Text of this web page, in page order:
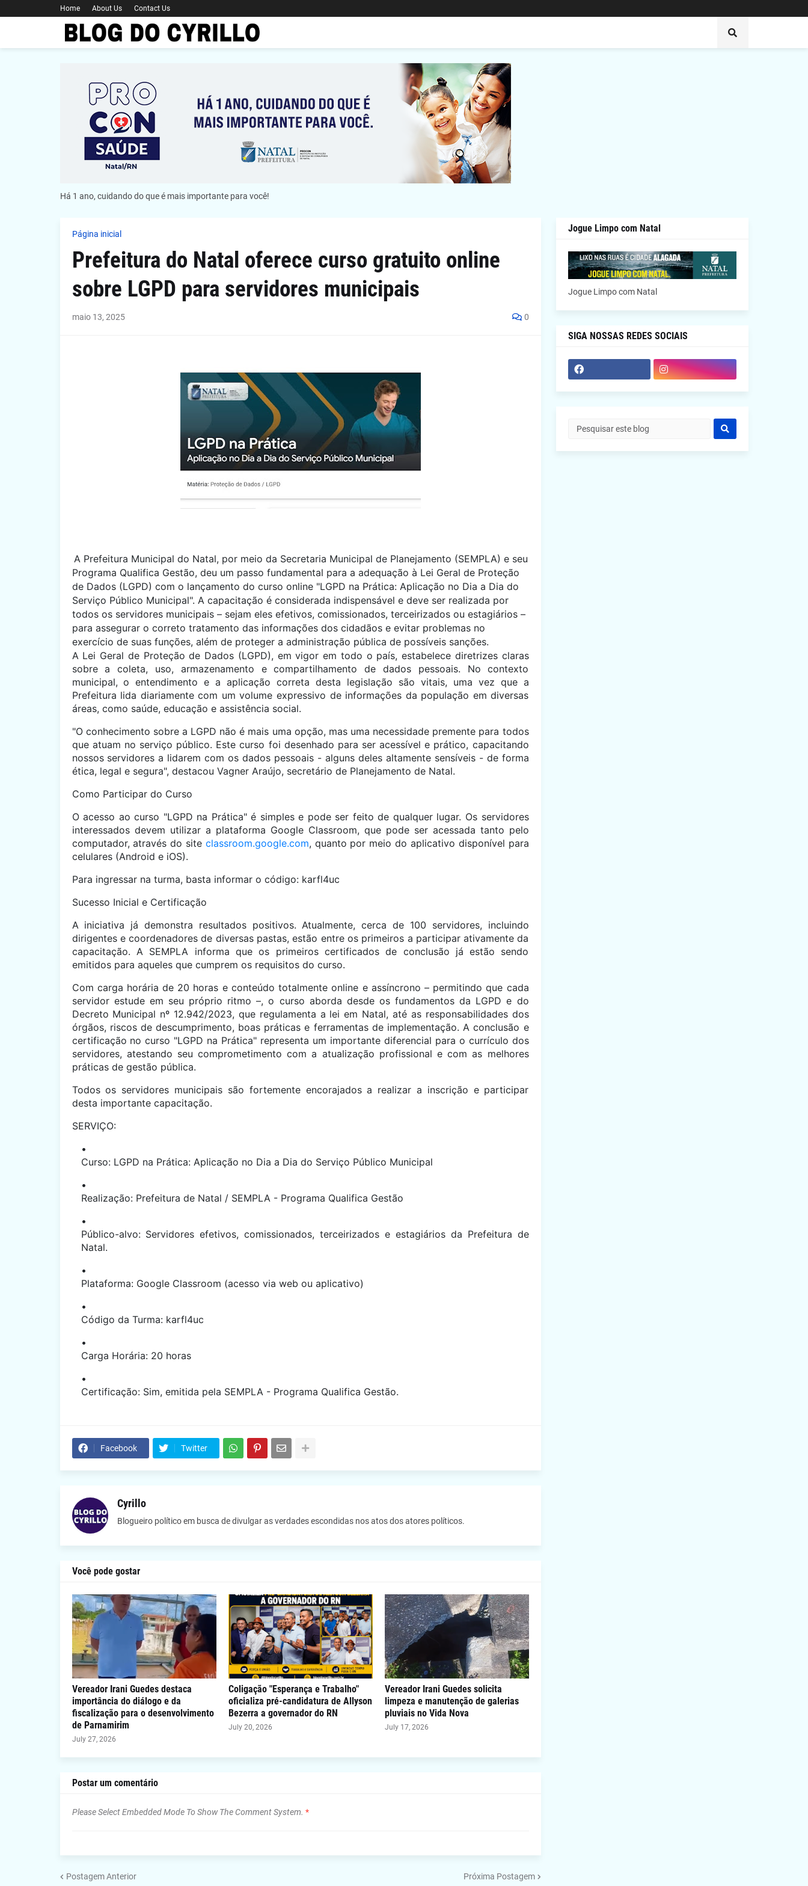
Home About Us Contact Us
Há 1 ano, cuidando do que é mais importante para você!
Página inicial
Prefeitura do Natal oferece curso gratuito online
sobre LGPD para servidores municipais
maio 13, 2025 0
A Prefeitura Municipal do Natal, por meio da Secretaria Municipal de Planejamento (SEMPLA) e seu
Programa Qualifica Gestão, deu um passo fundamental para a adequação à Lei Geral de Proteção
de Dados (LGPD) com o lançamento do curso online "LGPD na Prática: Aplicação no Dia a Dia do
Serviço Público Municipal". A capacitação é considerada indispensável e deve ser realizada por
todos os servidores municipais – sejam eles efetivos, comissionados, terceirizados ou estagiários –
para assegurar o correto tratamento das informações dos cidadãos e evitar problemas no
exercício de suas funções, além de proteger a administração pública de possíveis sanções.
A Lei Geral de Proteção de Dados (LGPD), em vigor em todo o país, estabelece diretrizes claras
sobre a coleta, uso, armazenamento e compartilhamento de dados pessoais. No contexto
municipal, o entendimento e a aplicação correta desta legislação são vitais, uma vez que a
Prefeitura lida diariamente com um volume expressivo de informações da população em diversas
áreas, como saúde, educação e assistência social.
"O conhecimento sobre a LGPD não é mais uma opção, mas uma necessidade premente para todos
que atuam no serviço público. Este curso foi desenhado para ser acessível e prático, capacitando
nossos servidores a lidarem com os dados pessoais - alguns deles altamente sensíveis - de forma
ética, legal e segura", destacou Vagner Araújo, secretário de Planejamento de Natal.
Como Participar do Curso
O acesso ao curso "LGPD na Prática" é simples e pode ser feito de qualquer lugar. Os servidores
interessados devem utilizar a plataforma Google Classroom, que pode ser acessada tanto pelo
computador, através do site classroom.google.com, quanto por meio do aplicativo disponível para
celulares (Android e iOS).
Para ingressar na turma, basta informar o código: karfl4uc
Sucesso Inicial e Certificação
A iniciativa já demonstra resultados positivos. Atualmente, cerca de 100 servidores, incluindo
dirigentes e coordenadores de diversas pastas, estão entre os primeiros a participar ativamente da
capacitação. A SEMPLA informa que os primeiros certificados de conclusão já estão sendo
emitidos para aqueles que cumprem os requisitos do curso.
Com carga horária de 20 horas e conteúdo totalmente online e assíncrono – permitindo que cada
servidor estude em seu próprio ritmo –, o curso aborda desde os fundamentos da LGPD e do
Decreto Municipal nº 12.942/2023, que regulamenta a lei em Natal, até as responsabilidades dos
órgãos, riscos de descumprimento, boas práticas e ferramentas de implementação. A conclusão e
certificação no curso "LGPD na Prática" representa um importante diferencial para o currículo dos
servidores, atestando seu comprometimento com a atualização profissional e com as melhores
práticas de gestão pública.
Todos os servidores municipais são fortemente encorajados a realizar a inscrição e participar
desta importante capacitação.
SERVIÇO:
Curso: LGPD na Prática: Aplicação no Dia a Dia do Serviço Público Municipal
Realização: Prefeitura de Natal / SEMPLA - Programa Qualifica Gestão
Público-alvo: Servidores efetivos, comissionados, terceirizados e estagiários da Prefeitura de
Natal.
Plataforma: Google Classroom (acesso via web ou aplicativo)
Código da Turma: karfl4uc
Carga Horária: 20 horas
Certificação: Sim, emitida pela SEMPLA - Programa Qualifica Gestão.
Facebook Twitter
Cyrillo
Blogueiro político em busca de divulgar as verdades escondidas nos atos dos atores políticos.
Você pode gostar
Vereador Irani Guedes destaca
importância do diálogo e da
fiscalização para o desenvolvimento
de Parnamirim
July 27, 2026
Coligação "Esperança e Trabalho"
oficializa pré-candidatura de Allyson
Bezerra a governador do RN
July 20, 2026
Vereador Irani Guedes solicita
limpeza e manutenção de galerias
pluviais no Vida Nova
July 17, 2026
Postar um comentário
Please Select Embedded Mode To Show The Comment System. *
Postagem Anterior Próxima Postagem
Jogue Limpo com Natal
Jogue Limpo com Natal
SIGA NOSSAS REDES SOCIAIS